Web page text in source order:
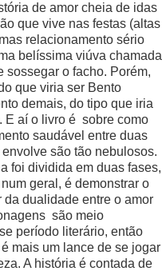
de amor cheia de idas
que vive nas festas (altas
relacionamento sério
belíssima viúva chamada
sossegar o facho. Porém,
que viria ser Bento
demais, do tipo que iria
E aí o livro é sobre como
saudável entre duas
são tão nebulosos.
foi dividida em duas fases,
geral, é demonstrar o
dualidade entre o amor
são meio
período literário, então
mais um lance de se jogar
A história é contada de